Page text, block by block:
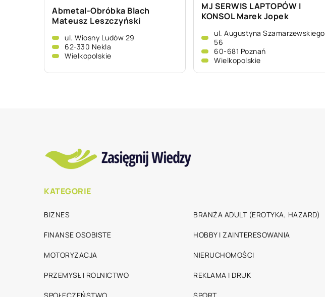
Abmetal-Obróbka Blach
Mateusz Leszczyński
ul. Wiosny Ludów 29
62-330 Nekla
Wielkopolskie
MJ SERWIS LAPTOPÓW I
KONSOL Marek Jopek
ul. Augustyna Szamarzewskiego
56
60-681 Poznań
Wielkopolskie
KATEGORIE
BIZNES BRANŻA ADULT (EROTYKA, HAZARD)
FINANSE OSOBISTE HOBBY I ZAINTERESOWANIA
MOTORYZACJA NIERUCHOMOŚCI
PRZEMYSŁ I ROLNICTWO REKLAMA I DRUK